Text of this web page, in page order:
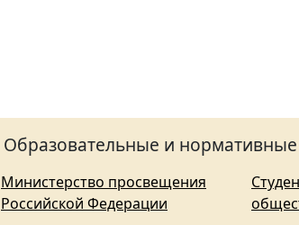
Образовательные и
Министерство просвещения
Российской Федерации